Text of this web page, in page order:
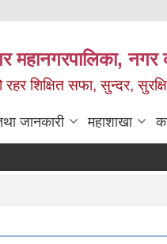
महानगरपालिका, नगर
रहर शिक्षित सफा, सुन्दर,
जानकारी महाशाखा